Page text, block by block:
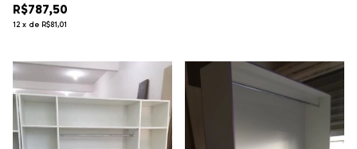
R$787,50
12 x de R$81,01